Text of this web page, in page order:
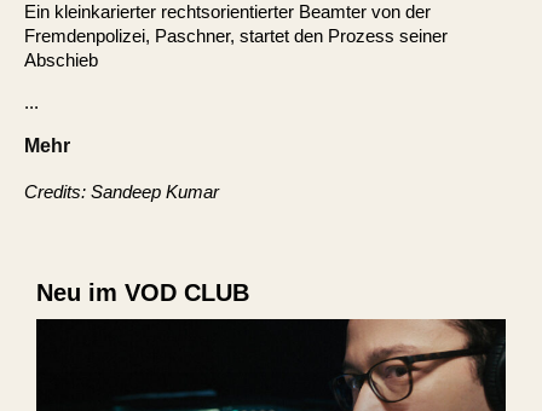
Ein kleinkarierter rechtsorientierter Beamter von der
Fremdenpolizei, Paschner, startet den Prozess seiner
Abschieb
...
Mehr
Credits: Sandeep Kumar
Neu im VOD CLUB